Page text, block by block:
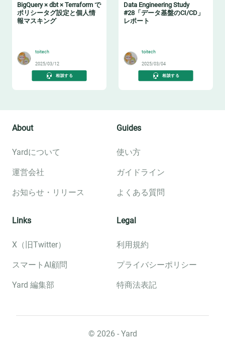
BigQuery × dbt × Terraform で
ポリシータグ設定と個人情
報マスキング
toitech
2025/03/12
相談する
Data Engineering Study
#28「データ基盤のCI/CD」
レポート
toitech
2025/03/04
相談する
About
Yardについて
運営会社
お知らせ・リリース
Guides
使い方
ガイドライン
よくある質問
Links
X（旧Twitter）
スマートAI顧問
Yard 編集部
Legal
利用規約
プライバシーポリシー
特商法表記
©︎ 2026 - Yard